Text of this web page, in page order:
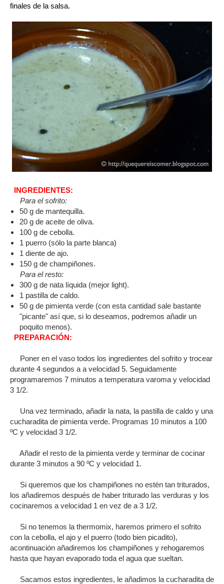
finales de la salsa.
INGREDIENTES:
Para el sofrito:
50 g de mantequilla.
20 g de aceite de oliva.
100 g de cebolla.
1 puerro (sólo la parte blanca)
1 diente de ajo.
150 g de champiñones.
Para el resto:
300 g de nata líquida (mejor light).
1 pastilla de caldo.
50 g de pimienta verde (con esta cantidad sale bastante
"picante" así que, si lo deseamos, podremos añadir un
poquito menos).
PREPARACIÓN:
Poner en el vaso todos los ingredientes del sofrito y trocear
durante 4 segundos a a velocidad 5. Seguidamente
programaremos 7 minutos a temperatura varoma y velocidad
3 1/2.
Una vez terminado, añadir la nata, la pastilla de caldo y una
cucharadita de pimienta verde. Programas 10 minutos a 100
ºC y velocidad 3 1/2.
Añadir el resto de la pimienta verde y terminar de cocinar
durante 3 minutos a 90 ºC y velocidad 1.
Si queremos que los champiñones no estén tan triturados,
los añadiremos después de haber triturado las verduras y los
cocinaremos a velocidad 1 en vez de a 3 1/2.
Si no tenemos la thermomix, haremos primero el sofrito
con la cebolla, el ajo y el puerro (todo bien picadito),
acontinuación añadiremos los champiñones y rehogaremos
hasta que hayan evaporado toda el agua que sueltan.
Sacamos estos ingredientes, le añadimos la cucharadita de